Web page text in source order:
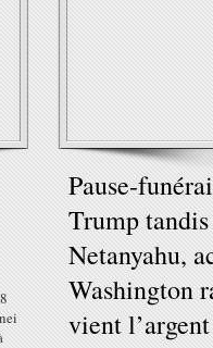
Pause-
Trump
Netanyahu,
Washington
vient l’argent